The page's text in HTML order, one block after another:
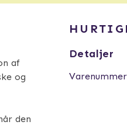
af
og
den
Detaljer
Varenummer